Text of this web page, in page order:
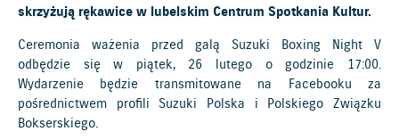
skrzyżują rękawice w lubelskim Centrum Spotkania Kultur.
Ceremonia ważenia przed galą Suzuki Boxing Night V
odbędzie się w piątek, 26 lutego o godzinie 17:00.
Wydarzenie będzie transmitowane na Facebooku za
pośrednictwem profili Suzuki Polska i Polskiego Związku
Bokserskiego.